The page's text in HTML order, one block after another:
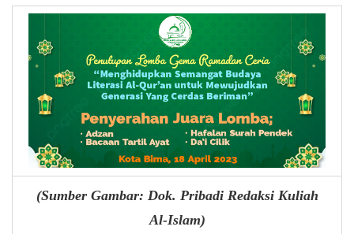
(Sumber Gambar: Dok. Pribadi Redaksi Kuliah
Al-Islam)